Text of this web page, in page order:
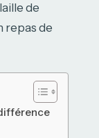
de
repas de